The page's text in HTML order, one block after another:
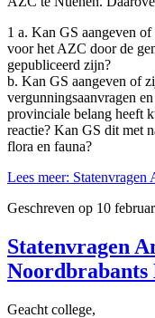
1 a. Kan GS aangeven
voor het AZC door de
gepubliceerd zijn?
b. Kan GS aangeven of
vergunningsaanvragen
provinciale belang heeft
reactie? Kan GS dit met
flora en fauna?
Lees meer: Statenvragen
Geschreven op 10
Statenvragen
Noordbrabants
Geacht college,